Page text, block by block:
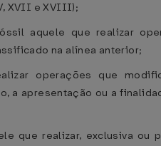
XVII e XVIII);
aquele que realizar
na alínea anterior;
operações que
a apresentação ou a
que realizar, exclusiva ou